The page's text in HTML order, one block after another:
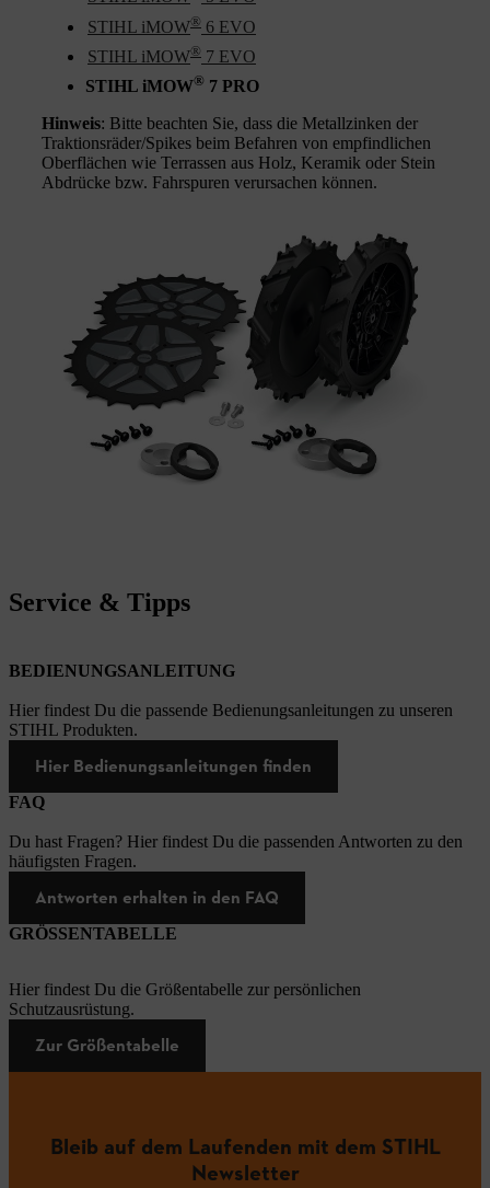
STIHL iMOW® 6 EVO
STIHL iMOW® 7 EVO
STIHL iMOW® 7 PRO
Hinweis: Bitte beachten Sie, dass die Metallzinken der
Traktionsräder/Spikes beim Befahren von empfindlichen
Oberflächen wie Terrassen aus Holz, Keramik oder Stein
Abdrücke bzw. Fahrspuren verursachen können.
Service & Tipps
BEDIENUNGSANLEITUNG
Hier findest Du die passende Bedienungsanleitungen zu unseren
STIHL Produkten.
Hier Bedienungsanleitungen finden
FAQ
Du hast Fragen? Hier findest Du die passenden Antworten zu den
häufigsten Fragen.
Antworten erhalten in den FAQ
GRÖSSENTABELLE
Hier findest Du die Größentabelle zur persönlichen
Schutzausrüstung.
Zur Größentabelle
Bleib auf dem Laufenden mit dem STIHL
Newsletter